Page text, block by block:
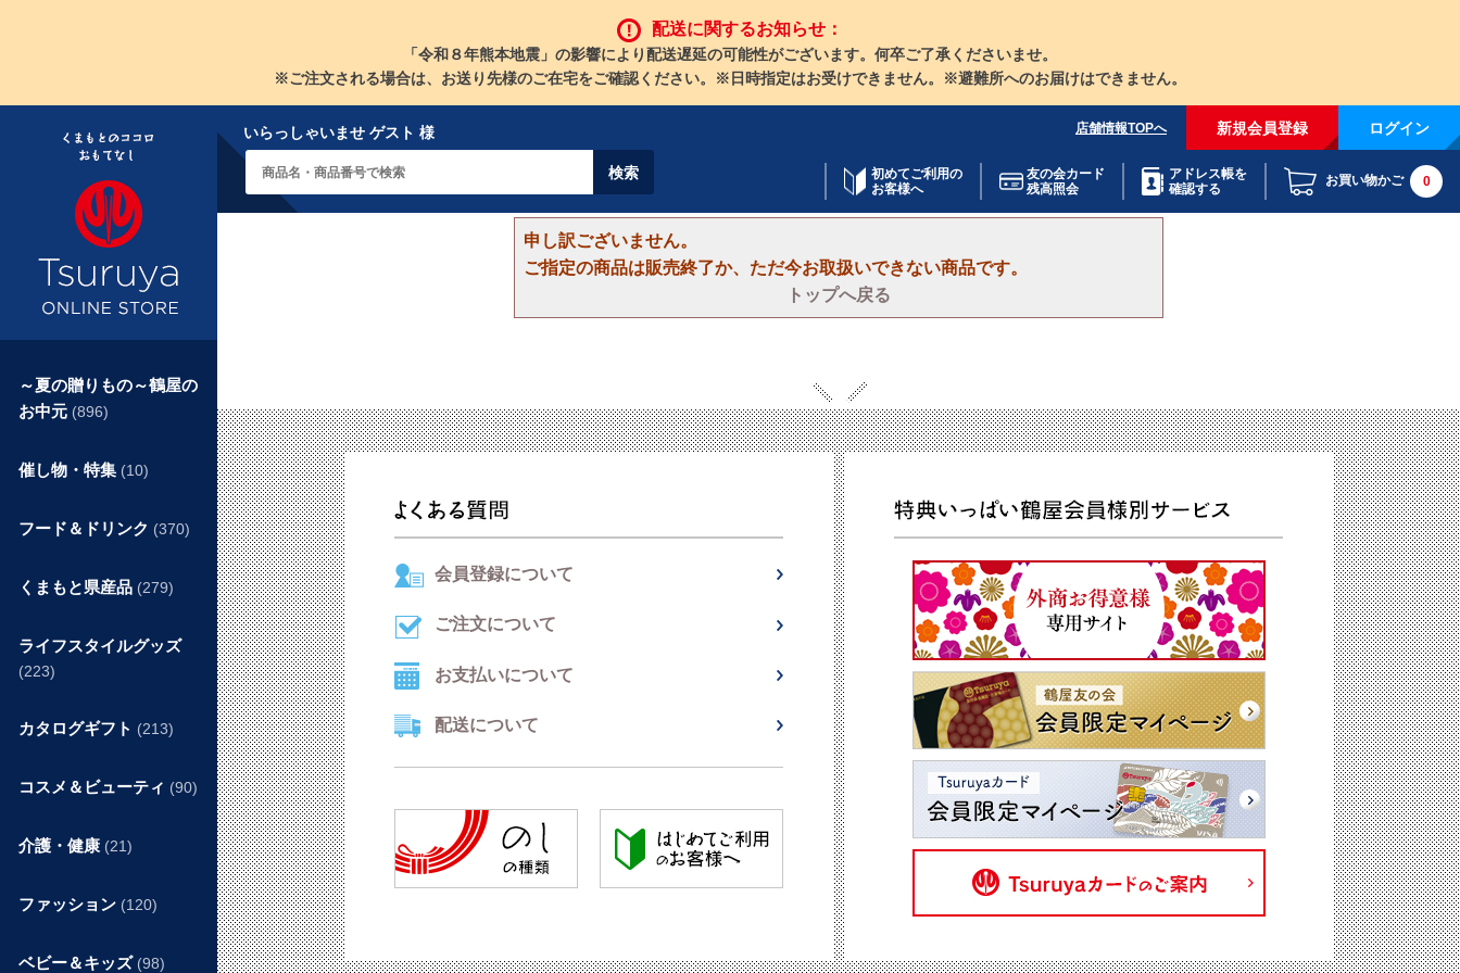
配送に関するお知らせ：
「令和８年熊本地震」の影響により配送遅延の可能性がございます。何卒ご了承くださいませ。
※ご注文される場合は、お送り先様のご在宅をご確認ください。※日時指定はお受けできません。※避難所へのお届けはできません。
いらっしゃいませ ゲスト 様 店舗情報TOPへ 新規会員登録 ログイン
初めてご利用の
お客様へ
友の会カード
残高照会
アドレス帳を
確認する
お買い物かご 0
申し訳ございません。
ご指定の商品は販売終了か、ただ今お取扱いできない商品です。
トップへ戻る
～夏の贈りもの～鶴屋の
お中元 (896)
催し物・特集 (10)
フード＆ドリンク (370)
くまもと県産品 (279)
ライフスタイルグッズ
(223)
カタログギフト (213)
コスメ＆ビューティ (90)
介護・健康 (21)
ファッション (120)
ベビー＆キッズ (98)
会員登録について
ご注文について
お支払いについて
配送について